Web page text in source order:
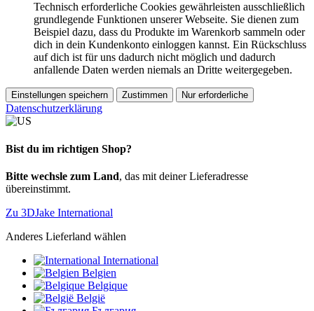
Technisch erforderliche Cookies gewährleisten ausschließlich
grundlegende Funktionen unserer Webseite. Sie dienen zum
Beispiel dazu, dass du Produkte im Warenkorb sammeln oder
dich in dein Kundenkonto einloggen kannst. Ein Rückschluss
auf dich ist für uns dadurch nicht möglich und dadurch
anfallende Daten werden niemals an Dritte weitergegeben.
Einstellungen speichern Zustimmen Nur erforderliche
Datenschutzerklärung
Bist du im richtigen Shop?
Bitte wechsle zum Land, das mit deiner Lieferadresse
übereinstimmt.
Zu 3DJake International
Anderes Lieferland wählen
International
Belgien
Belgique
België